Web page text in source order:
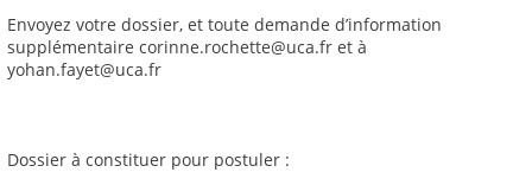
Envoyez votre dossier, et toute demande d’information
supplémentaire corinne.rochette@uca.fr et à
yohan.fayet@uca.fr
Dossier à constituer pour postuler :